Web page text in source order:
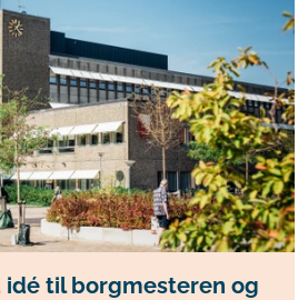
idé til borgmesteren og